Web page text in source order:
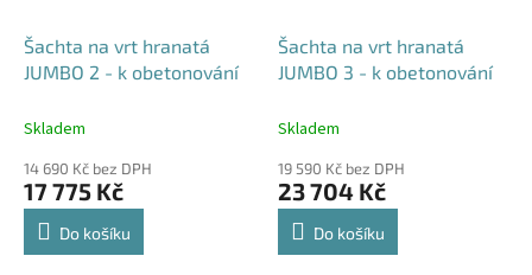
Šachta na vrt hranatá
JUMBO 2 - k obetonování
Skladem
14 690 Kč bez DPH
17 775 Kč
Do košíku
Šachta na vrt hranatá
JUMBO 3 - k obetonování
Skladem
19 590 Kč bez DPH
23 704 Kč
Do košíku